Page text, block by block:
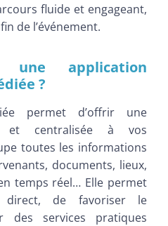
fluide et engageant,
de l’événement.
une application
?
permet d’offrir une
et centralisée à vos
toutes les informations
documents, lieux,
temps réel… Elle permet
direct, de favoriser le
des services pratiques